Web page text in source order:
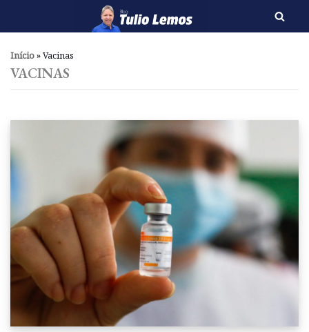
para
o
Início»Vacinas
VACINAS